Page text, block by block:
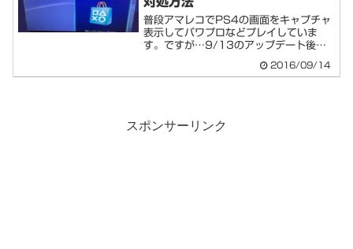
普段アマレコでPS4の画面をキャプチャ
表示してパワプロなどプレイしていま
す。ですが…9/13のアップデート後、
2016/09/14
スポンサーリンク